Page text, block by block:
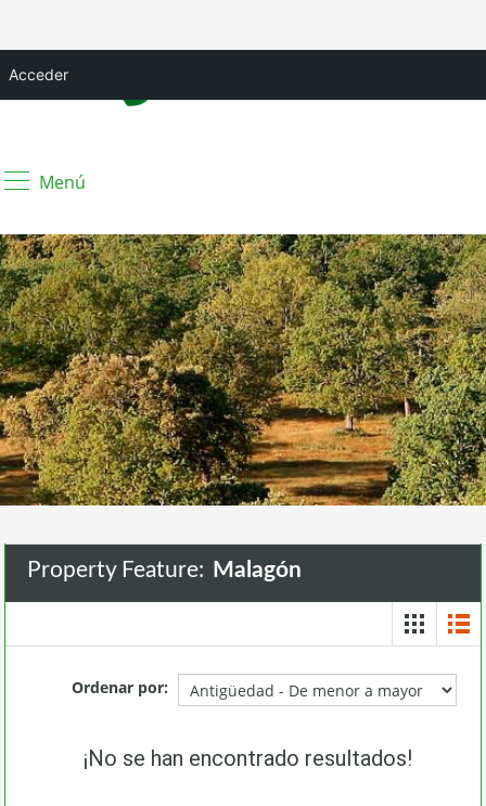
Acceder
Menú
Property Feature: Malagón
Ordenar por:
¡No se han encontrado resultados!